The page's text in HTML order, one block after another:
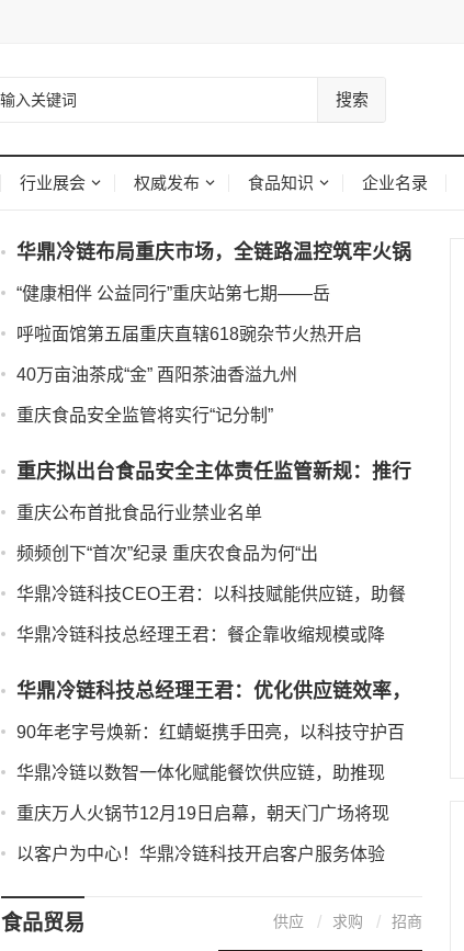
搜索
行业展会 权威发布 食品知识 企业名录
华鼎冷链布局重庆市场，全链路温控筑牢火锅
食
“健康相伴 公益同行”重庆站第七期——岳
呼啦面馆第五届重庆直辖618豌杂节火热开启
40万亩油茶成“金” 酉阳茶油香溢九州
重庆食品安全监管将实行“记分制”
重庆拟出台食品安全主体责任监管新规：推行
履
重庆公布首批食品行业禁业名单
频频创下“首次”纪录 重庆农食品为何“出
华鼎冷链科技CEO王君：以科技赋能供应链，助餐
华鼎冷链科技总经理王君：餐企靠收缩规模或降
华鼎冷链科技总经理王君：优化供应链效率，
才能
90年老字号焕新：红蜻蜓携手田亮，以科技守护百
华鼎冷链以数智一体化赋能餐饮供应链，助推现
重庆万人火锅节12月19日启幕，朝天门广场将现
以客户为中心！华鼎冷链科技开启客户服务体验
食品贸易 供应 求购 招商